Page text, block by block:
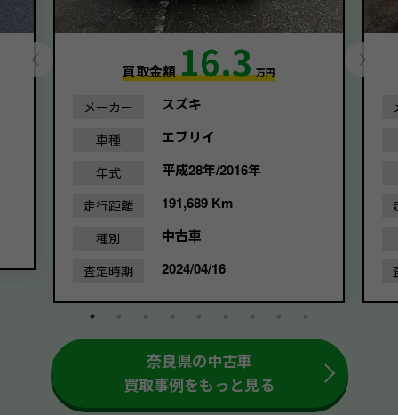
買取金額16.3 万円
メーカー スズキ
車種 エブリイ
年式 平成28年/2016年
走行距離 191,689 Km
種別 中古車
査定時期 2024/04/16
奈良県の中古車
買取事例をもっと見る